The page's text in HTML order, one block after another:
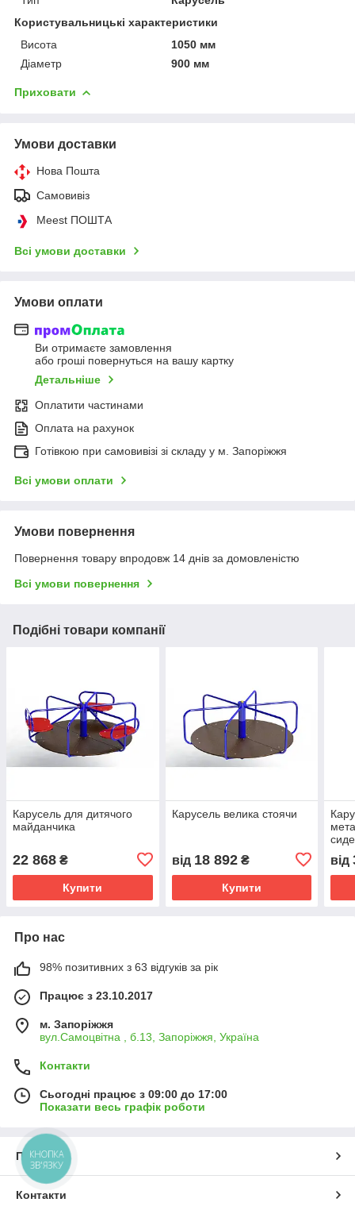
Користувальницькі характеристики
Висота
1050 мм
Діаметр
900 мм
Приховати
Умови доставки
Нова Пошта
Самовивіз
Meest ПОШТА
Всі умови доставки
Умови оплати
Ви отримаєте замовлення
або гроші повернуться на вашу картку
Детальніше
Оплатити частинами
Оплата на рахунок
Готівкою при самовивізі зі складу у м. Запоріжжя
Всі умови оплати
Умови повернення
Повернення товару впродовж 14 днів за домовленістю
Всі умови повернення
Подібні товари компанії
Карусель для дитячого
майданчика
22 868 ₴
Купити
Карусель велика стоячи
від 18 892₴
Купити
від
Про нас
98% позитивних з 63 відгуків за рік
Працює з 23.10.2017
м. Запоріжжя
вул.Самоцвітна , б.13, Запоріжжя, Україна
Контакти
Сьогодні працює з 09:00 до 17:00
Показати весь графік роботи
Про нас
Контакти
КНОПКА
ЗВ'ЯЗКУ